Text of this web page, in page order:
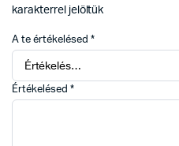
karakterrel jelöltük
A te értékelésed *
Értékelésed *